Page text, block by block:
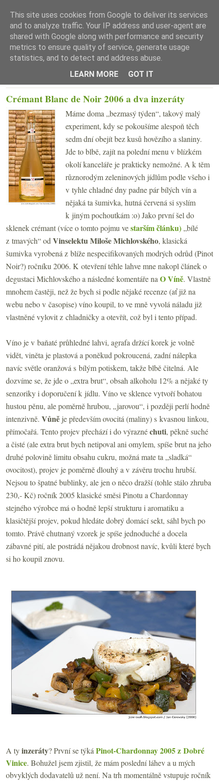
☰ Menu
Crémant Blanc de Noir 2006 a dva inzeráty
Máme doma „bezmasý týden“, takový malý
experiment, kdy se pokoušíme alespoň těch
sedm dní obejít bez kusů hovězího a slaniny.
Jde to blbě, zajít na polední menu v blízkém
okolí kanceláře je prakticky nemožné. A k těm
různorodým zeleninových jídlům podle všeho i
v tyhle chladné dny padne pár bílých vín a
nějaká ta šumivka, hutná červená si syslím
k jiným pochoutkám :o) Jako první šel do
sklenek crémant (více o tomto pojmu vestarším článku) „bílé
z tmavých“ od Vinselektu Miloše Michlovského, klasická
šumivka vyrobená z blíže nespecifikovaných modrých odrůd (Pinot
Noir?) ročníku 2006. K otevření téhle lahve mne nakopl článek o
degustaci Michlovského a následné komentáře na O Víně. Vlastně
mnohem častěji, než že bych si podle nějaké recenze (ať již na
webu nebo v časopise) víno koupil, to ve mně vyvolá náladu již
vlastněné vylovit z chladničky a otevřít, což byl i tento případ.
Víno je v baňaté průhledné lahvi, agrafa držící korek je volně
vidět, viněta je plastová a poněkud pokroucená, zadní nálepka
navíc světle oranžová s bílým potiskem, takže blbě čitelná. Ale
dozvíme se, že jde o „extra brut“, obsah alkoholu 12% a nějaké ty
senzoriky i doporučení k jídlu. Víno ve sklence vytvoří bohatou
hustou pěnu, ale poměrně hrubou, „jarovou“, i později perlí hodně
intenzivně. Vůně je především ovocitá (maliny) s kvasnou linkou,
přímočařá. Tento projev přechází i do výraznéchuti, pěkně suché
a čisté (ale extra brut bych netipoval ani omylem, spíše brut na jeho
druhé polovině limitu obsahu cukru, možná mate ta „sladká“
ovocitost), projev je poměrně dlouhý a v závěru trochu hrubší.
Nejsou to špatné bublinky, ale jen o něco dražší (tohle stálo zhruba
230,- Kč) ročník 2005 klasické směsi Pinotu a Chardonnay
stejného výrobce má o hodně lepší strukturu i aromatiku a
klasičtější projev, pokud hledáte dobrý domácí sekt, sáhl bych po
tomto. Právě chutnaný vzorek je spíše jednoduché a docela
zábavné pití, ale postrádá nějakou drobnost navíc, kvůli které bych
si ho koupil znovu.
A tyinzeráty? První se týká Pinot-Chardonnay 2005 z Dobré
Vinice. Bohužel jsem zjistil, že mám poslední láhev a u mých
obvyklých dodavatelů už není. Na trh momentálně vstupuje ročník
This site uses cookies from Google to deliver its services
and to analyze traffic. Your IP address and user-agent are
shared with Google along with performance and security
metrics to ensure quality of service, generate usage
statistics, and to detect and address abuse.
LEARN MORE
GOT IT